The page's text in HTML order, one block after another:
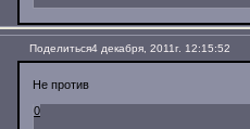
Поделиться4 декабря, 2011г. 12:15:52
Не против
0